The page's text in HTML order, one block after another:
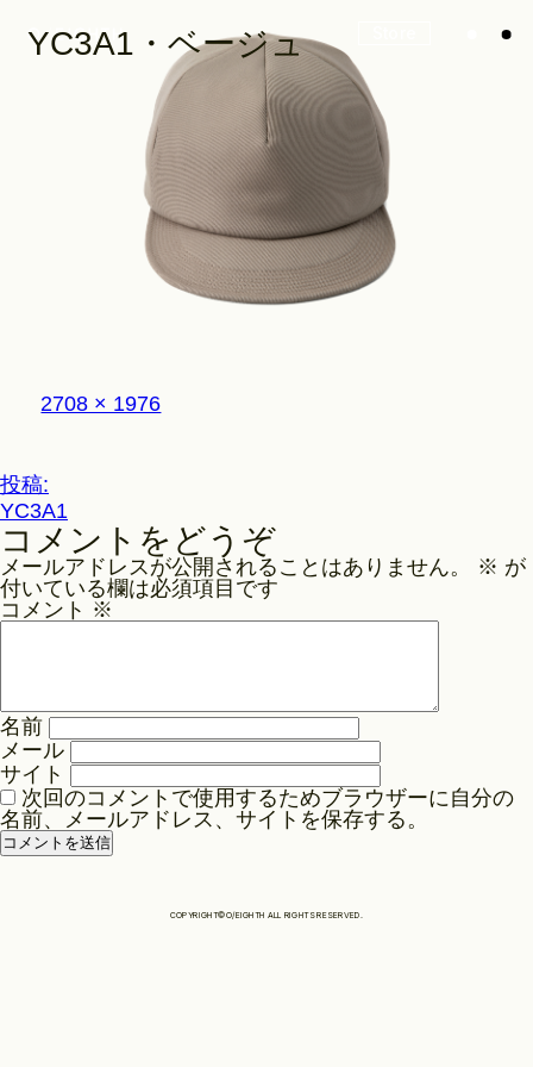
Look
Construction
Philosophy
Contact
Store
YC3A1・ベージュ
フ
ル
ズ
2708 × 1976
投
稿
ナ
ビ
ゲ
ョ
ン
投稿:
YC3A1
コメントをどうぞ
メールアドレスが公開されることはありません。 ※ が
付いている欄は必須項目です
コメント ※
名前
メール
サイト
次回のコメントで使用するためブラウザーに自分の
名前、メールアドレス、サイトを保存する。
COPYRIGHT©O/EIGHTH ALL RIGHTS RESERVED.